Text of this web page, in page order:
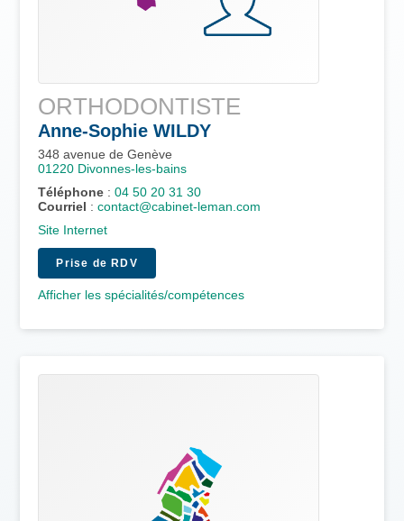
ORTHODONTISTE
Anne-Sophie WILDY
348 avenue de Genève
01220 Divonnes-les-bains
Téléphone : 04 50 20 31 30
Courriel : contact@cabinet-leman.com
Site Internet
Prise de RDV
Afficher les spécialités/compétences